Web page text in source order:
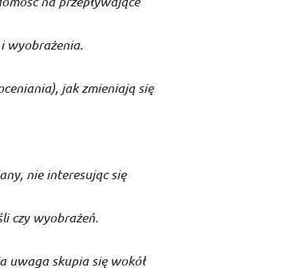
wyobrażenia.
jak zmieniają się
nie interesując się
czy wyobrażeń.
uwaga skupia się wokół